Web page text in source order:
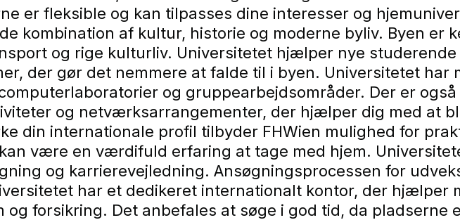
er fleksible og kan tilpasses dine interesser og
kombination af kultur, historie og moderne byliv. Byen er
og rige kulturliv. Universitetet hjælper nye
der gør det nemmere at falde til i byen. Universitetet har
og gruppearbejdsområder. Der er
og netværksarrangementer, der hjælper dig med at
din internationale profil tilbyder FHWien mulighed for
være en værdifuld erfaring at tage med hjem.
og karrierevejledning. Ansøgningsprocessen for
har et dedikeret internationalt kontor, der hjælper
og forsikring. Det anbefales at søge i god tid, da pladserne